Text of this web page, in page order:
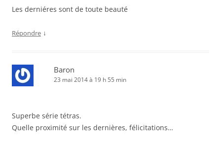
Les derniéres sont de toute beauté
Répondre ↓
Baron
23 mai 2014 à 19 h 55 min
Superbe série tétras.
Quelle proximité sur les dernières, félicitations…